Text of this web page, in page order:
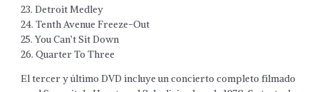
23. Detroit Medley
24. Tenth Avenue Freeze-Out
25. You Can’t Sit Down
26. Quarter To Three
El tercer y último DVD incluye un concierto completo filmado